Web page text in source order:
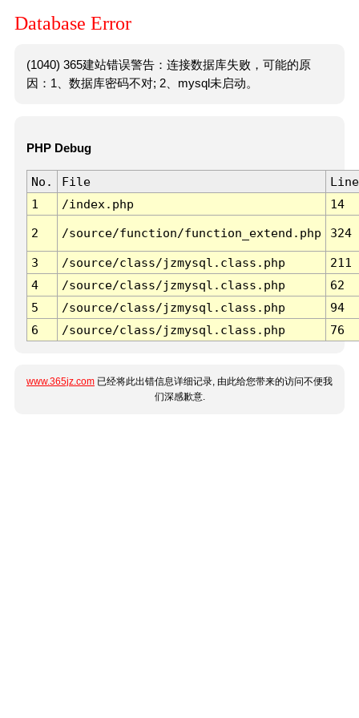
Database Error
(1040) 365建站错误警告：连接数据库失败，可能的原
因：1、数据库密码不对; 2、mysql未启动。
PHP Debug
No. File
Line
1
/index.php 14
2 /source/function/function_extend.php 324
3 /source/class/jzmysql.class.php
211
4
/source/class/jzmysql.class.php
62
5
/source/class/jzmysql.class.php
94
6
/source/class/jzmysql.class.php 76
www.365jz.com 已经将此出错信息详细记录, 由此给您带来的访问不便我
们深感歉意.